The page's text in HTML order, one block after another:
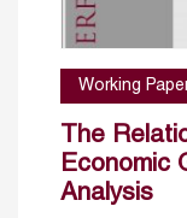
Working
The
Economic
Analysis